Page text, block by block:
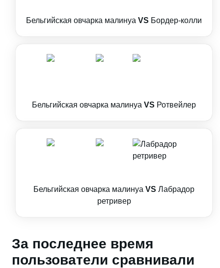
Бельгийская овчарка малинуа VS Бордер-колли
Бельгийская овчарка малинуа VS Ротвейлер
Бельгийская овчарка малинуа VS Лабрадор
ретривер
За последнее время
пользователи сравнивали